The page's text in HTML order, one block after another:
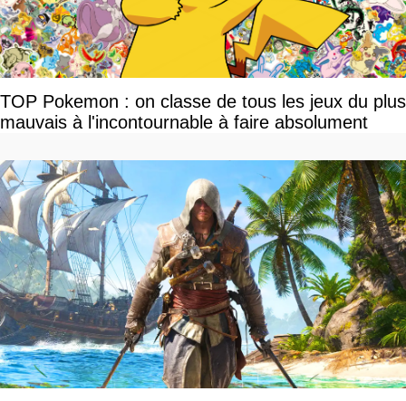
TOP Pokemon : on classe de tous les jeux du plus
mauvais à l'incontournable à faire absolument